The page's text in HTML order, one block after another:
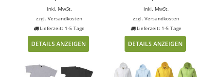
inkl. MwSt.
zzgl.Versandkosten
Lieferzeit: 1-5 Tage
DETAILS ANZEIGEN
inkl. MwSt.
zzgl.Versandkosten
Lieferzeit: 1-5 Tage
DETAILS ANZEIGEN